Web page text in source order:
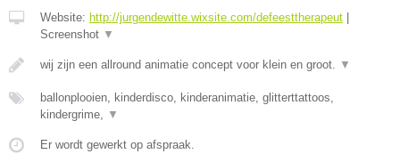
Website: http://jurgendewitte.wixsite.com/defeesttherapeut |
Screenshot ▼
wij zijn een allround animatie concept voor klein en groot. ▼
ballonplooien, kinderdisco, kinderanimatie, glitterttattoos,
kindergrime,
▼
Er wordt gewerkt op afspraak.